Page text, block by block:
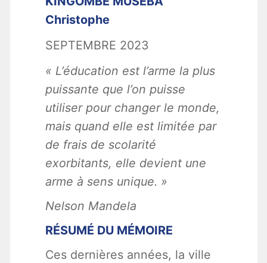
Christophe
SEPTEMBRE 2023
« L’éducation est l’arme la plus
puissante que l’on puisse
utiliser pour changer le monde,
mais quand elle est limitée par
de frais de scolarité
exorbitants, elle devient une
arme à sens unique. »
Nelson Mandela
RÉSUMÉ DU MÉMOIRE
Ces dernières années, la ville